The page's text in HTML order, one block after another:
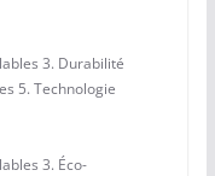
3. Durabilité
5. Technologie
3. Éco-